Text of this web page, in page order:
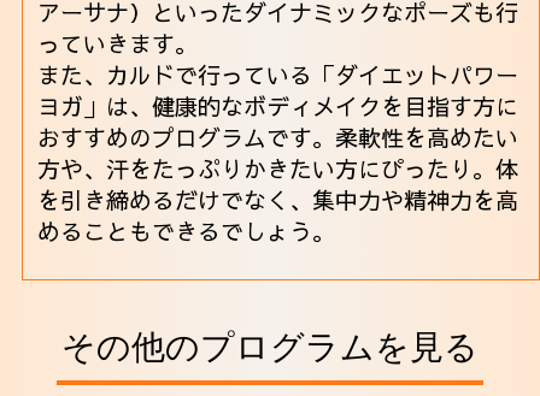
アーサナ）といったダイナミックなポーズも行
っていきます。
また、カルドで行っている「ダイエットパワー
ヨガ」は、健康的なボディメイクを目指す方に
おすすめのプログラムです。柔軟性を高めたい
方や、汗をたっぷりかきたい方にぴったり。体
を引き締めるだけでなく、集中力や精神力を高
めることもできるでしょう。
その他のプログラムを見る